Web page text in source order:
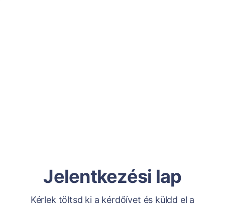
Jelentkezési lap
Kérlek töltsd ki a kérdőívet és küldd el a